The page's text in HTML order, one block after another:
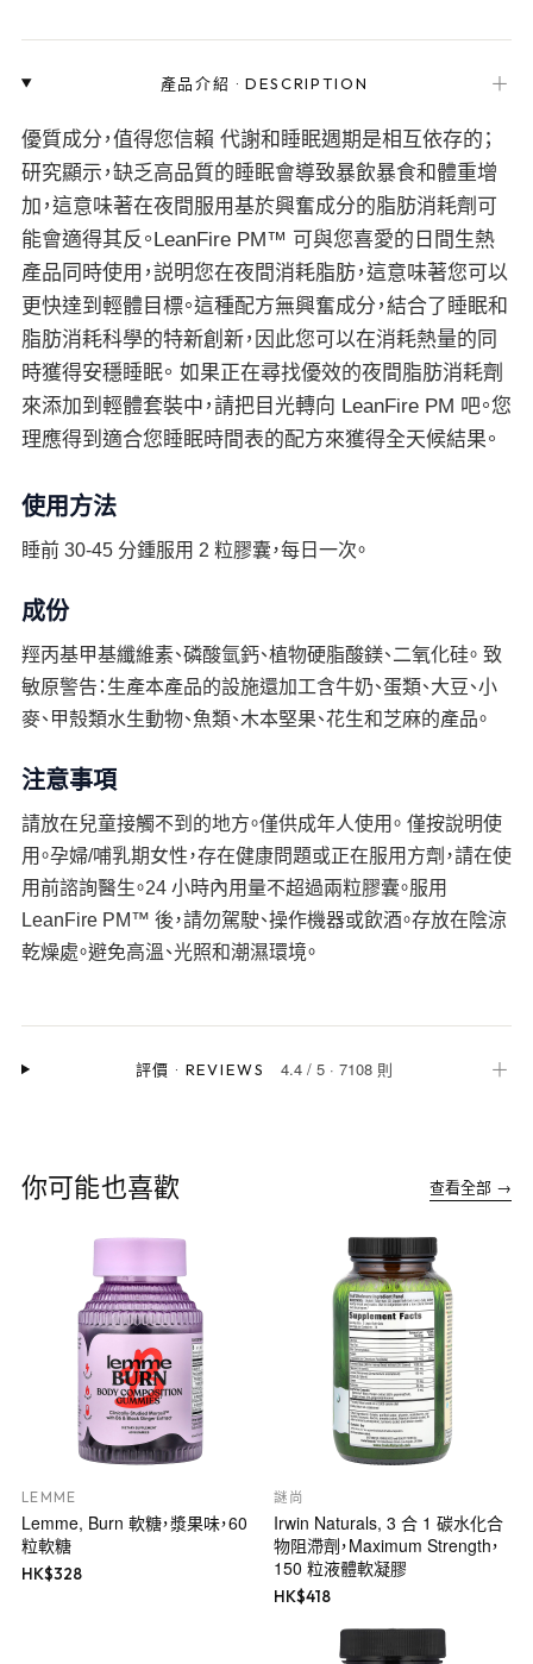
產品介紹 ·DESCRIPTION ＋
優質成分，值得您信賴 代謝和睡眠週期是相互依存的；
研究顯示，缺乏高品質的睡眠會導致暴飲暴食和體重增
加，這意味著在夜間服用基於興奮成分的脂肪消耗劑可
能會適得其反。LeanFire PM™ 可與您喜愛的日間生熱
產品同時使用，説明您在夜間消耗脂肪，這意味著您可以
更快達到輕體目標。這種配方無興奮成分，結合了睡眠和
脂肪消耗科學的特新創新，因此您可以在消耗熱量的同
時獲得安穩睡眠。 如果正在尋找優效的夜間脂肪消耗劑
來添加到輕體套裝中，請把目光轉向 LeanFire PM 吧。您
理應得到適合您睡眠時間表的配方來獲得全天候結果。
使用方法
睡前 30-45 分鍾服用 2 粒膠囊，每日一次。
成份
羥丙基甲基纖維素、磷酸氫鈣、植物硬脂酸鎂、二氧化硅。 致
敏原警告：生產本產品的設施還加工含牛奶、蛋類、大豆、小
麥、甲殼類水生動物、魚類、木本堅果、花生和芝麻的產品。
注意事項
請放在兒童接觸不到的地方。僅供成年人使用。 僅按說明使
用。孕婦/哺乳期女性，存在健康問題或正在服用方劑，請在使
用前諮詢醫生。24 小時內用量不超過兩粒膠囊。服用
LeanFire PM™ 後，請勿駕駛、操作機器或飲酒。存放在陰涼
乾燥處。避免高溫、光照和潮濕環境。
評價 · REVIEWS 4.4 /5 ·7108 則 ＋
你可能也喜歡 查看全部 →
LEMME
Lemme, Burn 軟糖，漿果味，60
粒軟糖
HK$328
謎尚
Irwin Naturals, 3 合 1 碳水化合
物阻滯劑，Maximum Strength，
150 粒液體軟凝膠
HK$418